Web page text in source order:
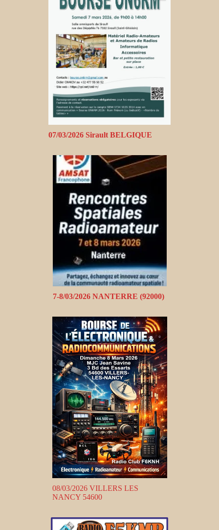
07/03/2026 Sirault BELGIQUE
7-8/03/2026 NANTERRE (92000)
08/03/2026 VILLERS LES
NANCY 54600